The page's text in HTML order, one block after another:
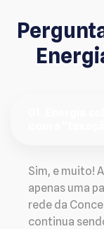
Sim, e muito!
apenas uma
rede da
continua